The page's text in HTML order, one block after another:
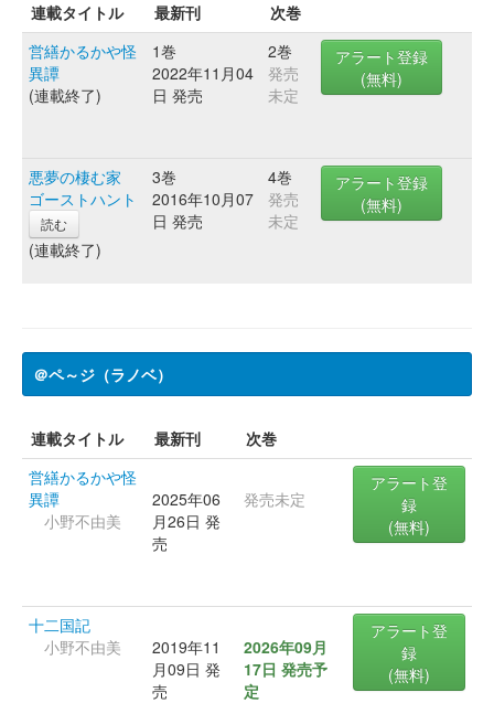
連載タイトル 最新刊
次巻
営繕かるかや怪
異譚
(連載終了)
1巻
2022年11月04
日 発売
2巻
発売
未定
アラート登録
(無料)
悪夢の棲む家
ゴーストハント
読む
(連載終了)
3巻
2016年10月07
日 発売
4巻
発売
未定
アラート登録
(無料)
＠ペ～ジ（ラノベ）
連載タイトル 最新刊
次巻
営繕かるかや怪
異譚
小野不由美
2025年06
月26日 発
売
発売未定
アラート登
録
(無料)
十二国記
小野不由美
2019年11
月09日 発
売
2026年09月
17日 発売予
定
アラート登
録
(無料)